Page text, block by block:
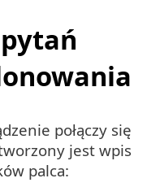
połączy się
tworzony jest wpis
palca: